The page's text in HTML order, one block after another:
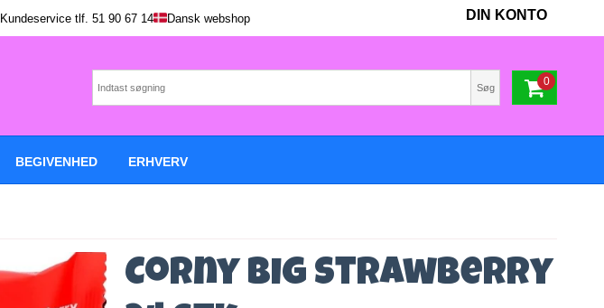
Kundeservice tlf. 51 90 67 14 Dansk webshop DIN KONTO
0
Søg
BEGIVENHED ERHVERV
Corny Big Strawberry